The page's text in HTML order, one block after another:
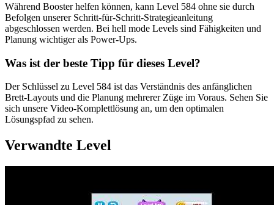
Während Booster helfen können, kann Level 584 ohne sie durch
Befolgen unserer Schritt-für-Schritt-Strategieanleitung
abgeschlossen werden. Bei hell mode Levels sind Fähigkeiten und
Planung wichtiger als Power-Ups.
Was ist der beste Tipp für dieses Level?
Der Schlüssel zu Level 584 ist das Verständnis des anfänglichen
Brett-Layouts und die Planung mehrerer Züge im Voraus. Sehen Sie
sich unsere Video-Komplettlösung an, um den optimalen
Lösungspfad zu sehen.
Verwandte Level